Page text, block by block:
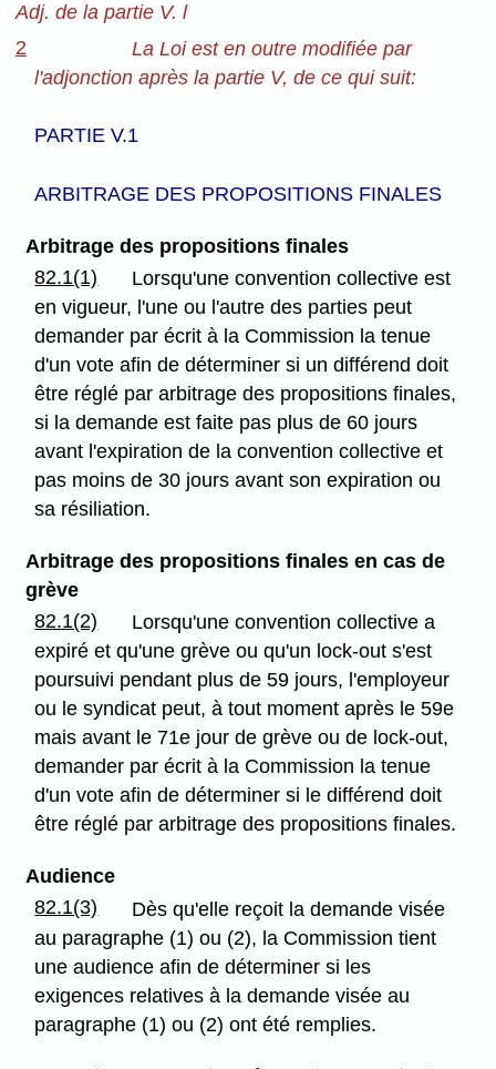
Adj. de la partie V. l
2
La Loi est en outre modifiée par
l'adjonction après la partie V, de ce qui suit:
PARTIE V.1
ARBITRAGE DES PROPOSITIONS FINALES
Arbitrage des propositions finales
82.1(1)
Lorsqu'une convention collective est
en vigueur, l'une ou l'autre des parties peut
demander par écrit à la Commission la tenue
d'un vote afin de déterminer si un différend doit
être réglé par arbitrage des propositions finales,
si la demande est faite pas plus de 60 jours
avant l'expiration de la convention collective et
pas moins de 30 jours avant son expiration ou
sa résiliation.
Arbitrage des propositions finales en cas de
grève
82.1(2)
Lorsqu'une convention collective a
expiré et qu'une grève ou qu'un lock-out s'est
poursuivi pendant plus de 59 jours, l'employeur
ou le syndicat peut, à tout moment après le 59e
mais avant le 71e jour de grève ou de lock-out,
demander par écrit à la Commission la tenue
d'un vote afin de déterminer si le différend doit
être réglé par arbitrage des propositions finales.
Audience
82.1(3)
Dès qu'elle reçoit la demande visée
au paragraphe (1) ou (2), la Commission tient
une audience afin de déterminer si les
exigences relatives à la demande visée au
paragraphe (1) ou (2) ont été remplies.